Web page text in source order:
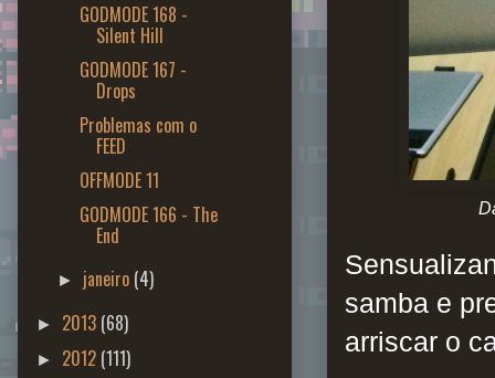
samba e
arriscar o
GODMODE 168 -
Silent Hill
GODMODE 167 -
Drops
Problemas com o
FEED
OFFMODE 11
GODMODE 166 - The
End
► janeiro (4)
► 2013 (68)
► 2012 (111)